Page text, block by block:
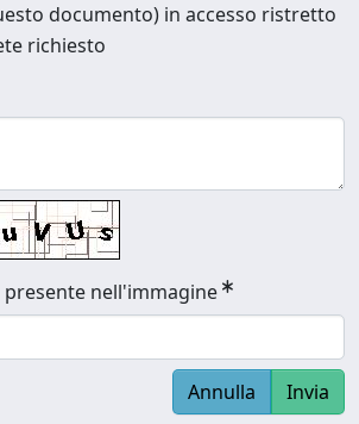
documento) in accesso ristretto
richiesto
nell'immagine
Annulla Invia